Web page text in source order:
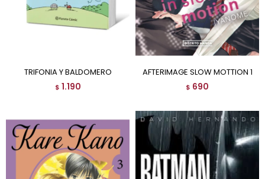
TRIFONIA Y BALDOMERO
$ 1.190
AFTERIMAGE SLOW MOTTION 1
$ 690